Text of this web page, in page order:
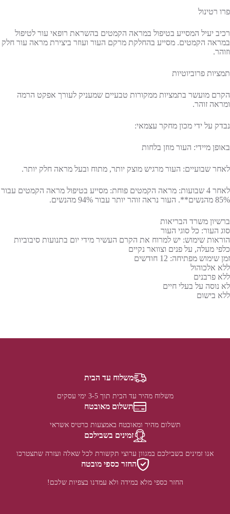
פרו רטינול
רכיב יעיל המסייע בטיפול במראה הקמטים בהשראת רופאי עור לטיפול
במראה הקמטים. מסייע בהחלקת מרקם העור ועוזר ביצירת מראה עור חלק
וזוהר.
תמציות פרוביוטיות
הקרם מועשר בתמציות ממקורות טבעיים שמעניק לעורך אפקט הרמה
ומראה זוהר.
נבדק על ידי מכון מחקר עצמאי:
באופן מיידי: העור מוזן בלחות
לאחר שבועיים: העור מרגיש מוצק יותר, מתוח ובעל מראה חלק יותר.
לאחר 4 שבועות: מראה הקמטים פוחת: מסייע בטיפול מראה הקמטים עבור
85% מהנשים**. העור נראה זוהר יותר עבור 94% מהנשים.
ברשיון משרד הבריאות
סוג העור: כל סוגי העור
הוראות שימוש: יש למרוח את הקרם העשיר מידי יום בתנועות סיבוביות
כלפי מעלה, על פנים וצוואר נקיים
זמן שימוש מפתיחה: 12 חודשים
ללא אלכוהול
ללא פרבנים
לא נוסה על בעלי חיים
ללא בישום
משלוח עד הבית
משלוח מהיר עד הבית תוך 3-5 ימי עסקים
תשלום מאובטח
תשלום מהיר ומאובטח באמצעות כרטיס אשראי
זמינים בשבילכם
אנו זמינים בשבילכם במגוון ערוצי תקשורת לכל שאלה ועזרה שתצטרכו
החזר כספי מובטח
החזר כספי מלא במידה ולא עמדנו בצפיות שלכם!